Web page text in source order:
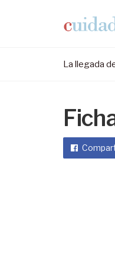
La llegada